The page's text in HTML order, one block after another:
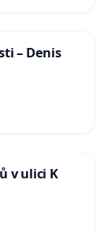
– Denis
v ulici K